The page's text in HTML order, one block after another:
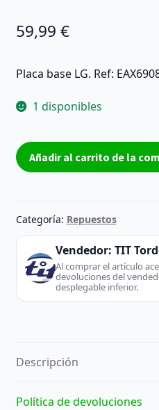
59,99 €
Placa base LG. Ref:
1 disponibles
Placa
base
LG
(TV
Monitor)
cantidad
Añadir al carrito de la
Categoría: Repuestos
Vendedor: TIT
Al comprar el artículo
devoluciones del
desplegable inferior.
Descripción
Política de devoluciones